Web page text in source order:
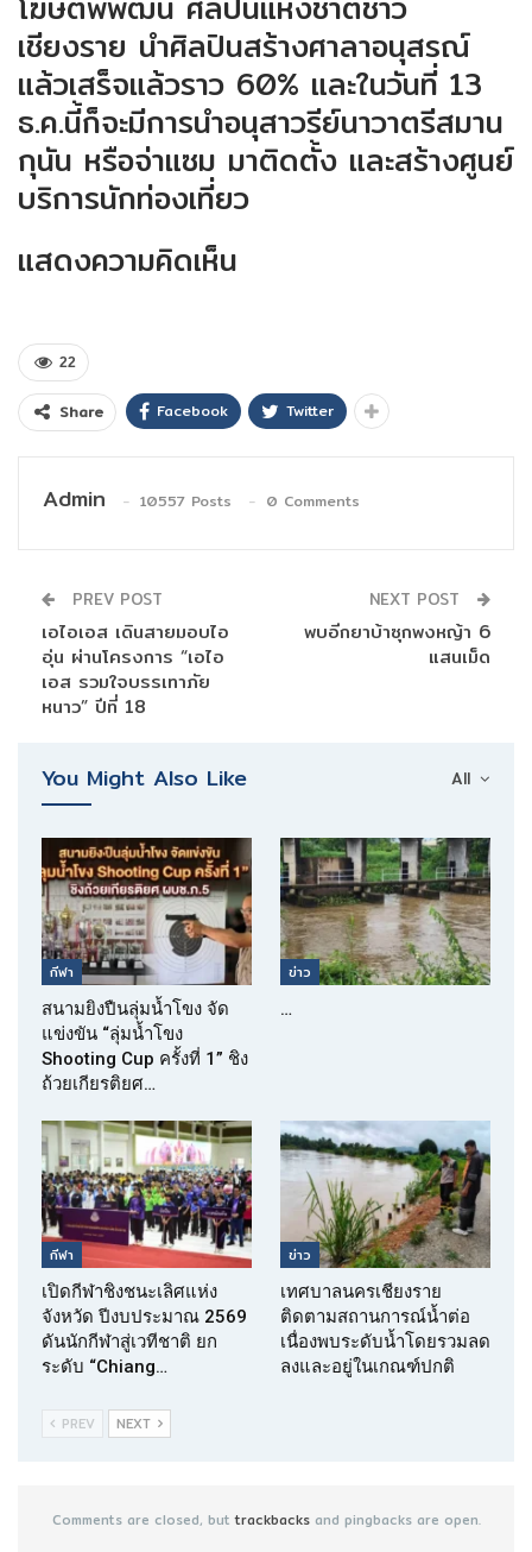
เชียงราย นำศิลปินสร้างศาลาอนุสรณ์
แล้วเสร็จแล้วราว 60% และในวันที่ 13
ธ.ค.นี้ก็จะมีการนำอนุสาวรีย์นาวาตรีสมาน
กุนัน หรือจ่าแซม มาติดตั้ง และสร้างศูนย์
บริการนักท่องเที่ยว
แสดงความคิดเห็น
22
Share Facebook Twitter
Admin 10557 Posts 0 Comments
PREV POST
เอไอเอส เดินสายมอบไอ
อุ่น ผ่านโครงการ “เอไอ
เอส รวมใจบรรเทาภัย
หนาว” ปีที่ 18
NEXT POST
พบอีกยาบ้าซุกพงหญ้า 6
แสนเม็ด
All
You Might Also Like
กีฬา
สนามยิงปืนลุ่มน้ำโขง จัด
แข่งขัน “ลุ่มน้ำโขง
Shooting Cup ครั้งที่ 1” ชิง
ถ้วยเกียรติยศ…
ข่าว
…
กีฬา
เปิดกีฬาชิงชนะเลิศแห่ง
จังหวัด ปีงบประมาณ 2569
ดันนักกีฬาสู่เวทีชาติ ยก
ระดับ “Chiang…
ข่าว
เทศบาลนครเชียงราย
ติดตามสถานการณ์น้ำต่อ
เนื่องพบระดับน้ำโดยรวมลด
ลงและอยู่ในเกณฑ์ปกติ
PREV NEXT
Comments are closed, buttrackbacksand pingbacks are open.